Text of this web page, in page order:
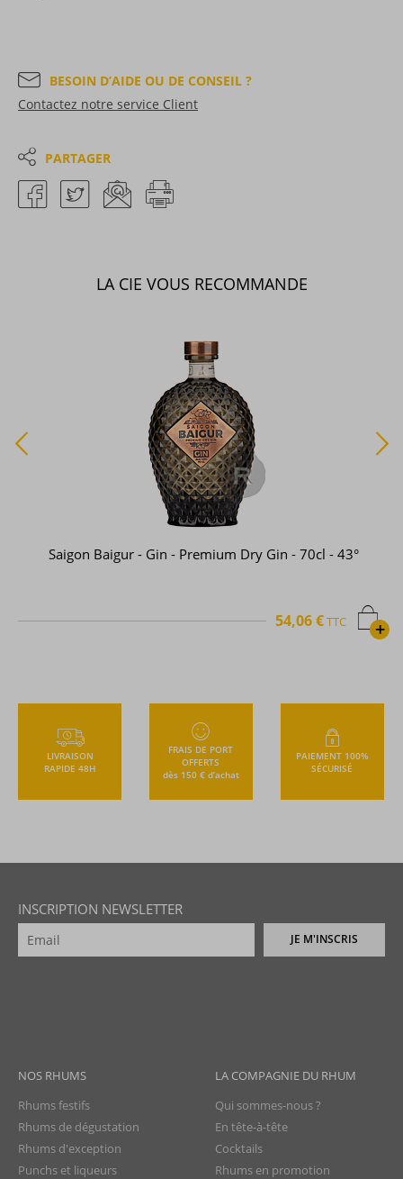
BESOIN D’AIDE OU DE CONSEIL ?
Contactez notre service Client
PARTAGER
LA CIE VOUS RECOMMANDE
Saigon Baigur - Gin - Premium Dry Gin - 70cl - 43°
+
54,06 €TTC
LIVRAISON
RAPIDE 48H
FRAIS DE PORT
OFFERTS
dès 150 € d’achat
PAIEMENT 100%
SÉCURISÉ
INSCRIPTION NEWSLETTER
JE M'INSCRIS
NOS RHUMS
Rhums festifs
Rhums de dégustation
Rhums d'exception
Punchs et liqueurs
LA COMPAGNIE DU RHUM
Qui sommes-nous ?
En tête-à-tête
Cocktails
Rhums en promotion